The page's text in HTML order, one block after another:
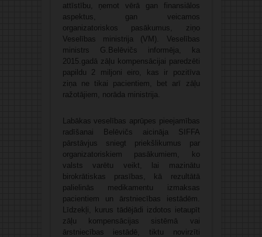
attīstību, ņemot vērā gan finansiālos
aspektus, gan veicamos
organizatoriskos pasākumus, ziņo
Veselības ministrija (VM). Veselības
ministrs G.Belēvičs informēja, ka
2015.gadā zāļu kompensācijai paredzēti
papildu 2 miljoni eiro, kas ir pozitīva
ziņa ne tikai pacientiem, bet arī zāļu
ražotājiem, norāda ministrija.
Labākas veselības aprūpes pieejamības
radīšanai Belēvičs aicināja SIFFA
pārstāvjus sniegt priekšlikumus par
organizatoriskiem pasākumiem, ko
valsts varētu veikt, lai mazinātu
birokrātiskas prasības, kā rezultātā
palielinās medikamentu izmaksas
pacientiem un ārstniecības iestādēm.
Līdzekļi, kurus tādējādi izdotos ietaupīt
zāļu kompensācijas sistēmā vai
ārstniecības iestādē, tiktu novirzīti